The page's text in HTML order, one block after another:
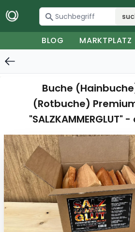
BLOG MARKTPLATZ
Buche
(Rotbuche)
"SALZKAMMERGLUT"